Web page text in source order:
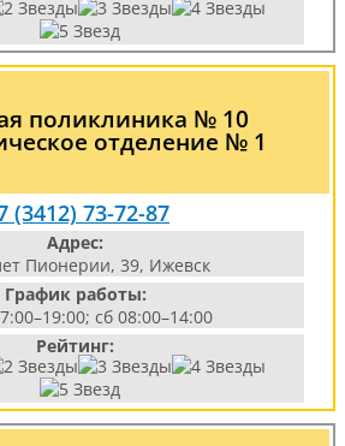
поликлиника № 10
отделение № 1
(3412) 73-72-87
Адрес:
Пионерии, 39, Ижевск
График работы:
сб 08:00–14:00
Рейтинг: